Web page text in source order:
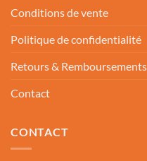
Conditions de vente
Politique de confidentialité
Retours & Remboursements
Contact
CONTACT